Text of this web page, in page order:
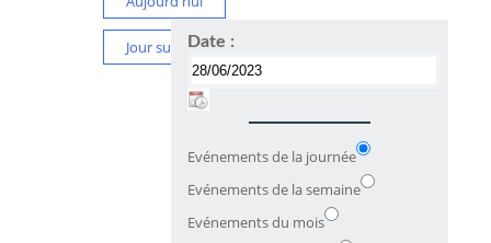
Jour suivantDate :
Evénements de la journée
Evénements de la semaine
Evénements du mois